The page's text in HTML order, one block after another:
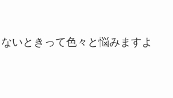
いときって色々と悩みますよ